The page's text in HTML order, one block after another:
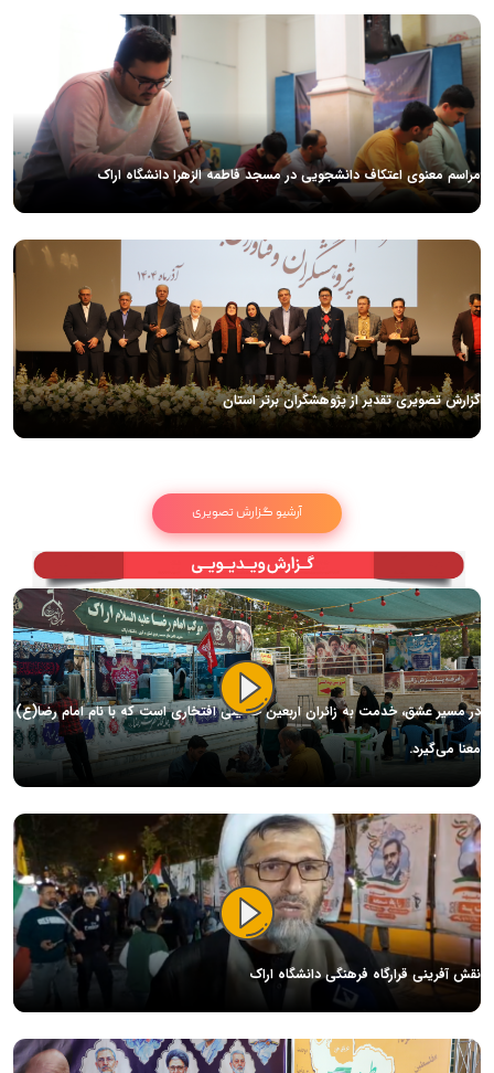
مراسم معنوی اعتکاف دانشجویی در مسجد فاطمه الزهرا دانشگاه اراک
گزارش تصویری تقدیر از پژوهشگران برتر استان
آرشیو گزارش تصویری
در مسیر عشق، خدمت به زائران اربعین حسینی افتخاری است که با نام امام رضا(ع)
معنا می‌گیرد.
نقش آفرینی قرارگاه فرهنگی دانشگاه اراک